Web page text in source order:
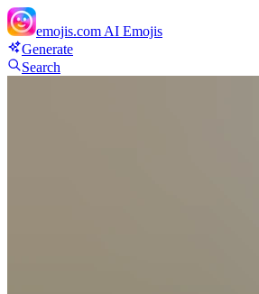
emojis.com AI Emojis
Generate
Search